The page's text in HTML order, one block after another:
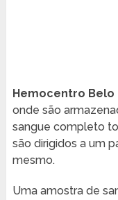
Hemocentro Belo
onde são
sangue completo
são dirigidos a um
mesmo.
Uma amostra de